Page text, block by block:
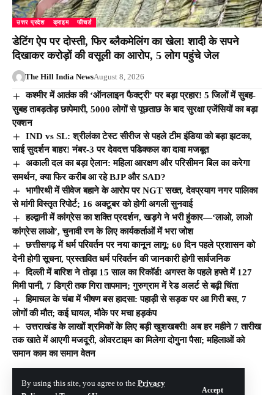
By using this site, you agree to the Privacy
Accept
उत्तर प्रदेश क्राइम फीचर्ड
डेटिंग ऐप पर दोस्ती, फिर ब्लैकमेलिंग का खेल! शादी के सपने
दिखाकर करोड़ों की वसूली का आरोप, 5 लोग पहुंचे जेल
The Hill India NewsAugust 8, 2026
कश्मीर में आतंक की ‘ऑनलाइन फैक्ट्री’ पर बड़ा प्रहार! 5 जिलों में सुबह-
सुबह ताबड़तोड़ छापेमारी, 5000 लोगों से पूछताछ के बाद सुरक्षा एजेंसियों का बड़ा
एक्शन
IND vs SL: श्रीलंका टेस्ट सीरीज से पहले टीम इंडिया को बड़ा झटका,
साई सुदर्शन बाहर! नंबर-3 पर देवदत्त पडिक्कल का दावा मजबूत
अकाली दल का बड़ा ऐलान: महिला आरक्षण और परिसीमन बिल का करेगा
समर्थन, क्या फिर करीब आ रहे BJP और SAD?
भागीरथी में सीवेज बहाने के आरोप पर NGT सख्त, देवप्रयाग नगर पालिका
से मांगी विस्तृत रिपोर्ट; 16 अक्टूबर को होगी अगली सुनवाई
हल्द्वानी में कांग्रेस का शक्ति प्रदर्शन, खड़गे ने भरी हुंकार—‘लाओ, लाओ
कांग्रेस लाओ’, चुनावी रण के लिए कार्यकर्ताओं में भरा जोश
छत्तीसगढ़ में धर्म परिवर्तन पर नया कानून लागू: 60 दिन पहले प्रशासन को
देनी होगी सूचना, प्रस्तावित धर्म परिवर्तन की जानकारी होगी सार्वजनिक
दिल्ली में बारिश ने तोड़ा 15 साल का रिकॉर्ड! अगस्त के पहले हफ्ते में 127
मिमी पानी, 7 डिग्री तक गिरा तापमान; गुरुग्राम में रेड अलर्ट से बढ़ी चिंता
हिमाचल के चंबा में भीषण बस हादसा: पहाड़ी से सड़क पर आ गिरी बस, 7
लोगों की मौत; कई घायल, मौके पर मचा हड़कंप
उत्तराखंड के लाखों श्रमिकों के लिए बड़ी खुशखबरी! अब हर महीने 7 तारीख
तक खाते में आएगी मजदूरी, ओवरटाइम का मिलेगा दोगुना पैसा; महिलाओं को
समान काम का समान वेतन
© The Hill India. All Rights Reserved | Developed By: Tech Yard Labs